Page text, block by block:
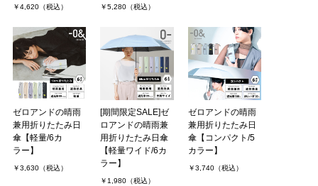
￥4,620（税込） ￥5,280（税込）
ゼロアンドの晴雨
兼用折りたたみ日
傘【軽量/6カ
ラー】
￥3,630（税込）
[期間限定SALE]ゼ
ロアンドの晴雨兼
用折りたたみ日傘
【軽量ワイド/6カ
ラー】
￥1,980（税込）
ゼロアンドの晴雨
兼用折りたたみ日
傘【コンパクト/5
カラー】
￥3,740（税込）